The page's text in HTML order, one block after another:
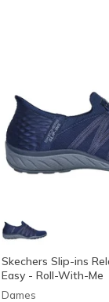
Skechers Slip-ins
Easy - Roll-With-Me
Dames